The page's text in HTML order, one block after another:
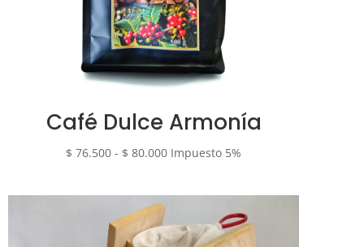
Café Dulce Armonía
$ 76.500 - $ 80.000Rango
$ 76.500
Impuesto 5%